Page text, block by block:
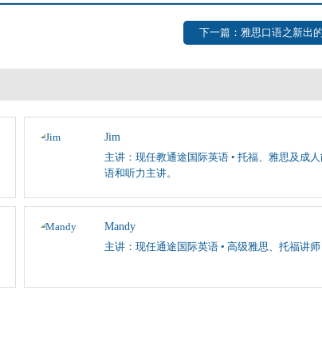
下一篇：雅思口语之新出
Jim
主讲：现任教通途国际英语 • 托福、雅思及成人
语和听力主讲。
Mandy
主讲：现任通途国际英语 • 高级雅思、托福讲师